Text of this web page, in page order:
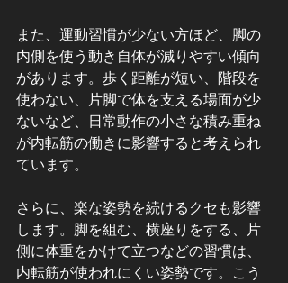
また、運動習慣が少ない方ほど、脚の
内側を使う動き自体が減りやすい傾向
があります。歩く距離が短い、階段を
使わない、片脚で体を支える場面が少
ないなど、日常動作の小さな積み重ね
が内転筋の働きに影響すると考えられ
ています。
さらに、楽な姿勢を続けるクセも影響
します。脚を組む、横座りをする、片
側に体重をかけて立つなどの習慣は、
内転筋が使われにくい姿勢です。こう